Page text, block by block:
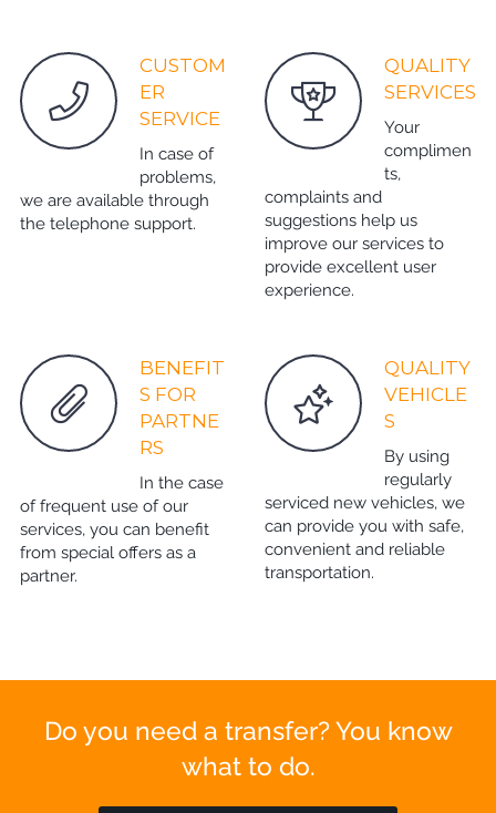
CUSTOM
ER
SERVICE
In case of
problems,
we are available through
the telephone support.
QUALITY
SERVICES
Your
complimen
ts,
complaints and
suggestions help us
improve our services to
provide excellent user
experience.
BENEFIT
S FOR
PARTNE
RS
In the case
of frequent use of our
services, you can benefit
from special offers as a
partner.
QUALITY
VEHICLE
S
By using
regularly
serviced new vehicles, we
can provide you with safe,
convenient and reliable
transportation.
Do you need a transfer? You know
what to do.